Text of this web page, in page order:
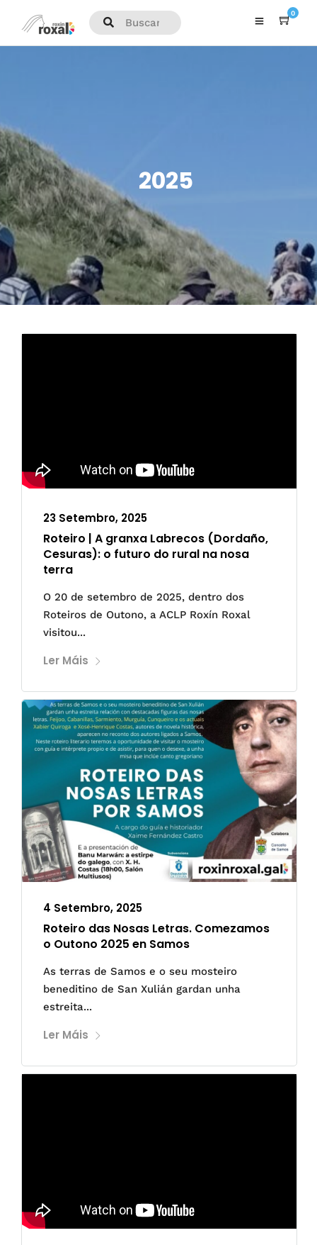
0
2025
23 Setembro, 2025
Roteiro | A granxa Labrecos (Dordaño,
Cesuras): o futuro do rural na nosa
terra
O 20 de setembro de 2025, dentro dos
Roteiros de Outono, a ACLP Roxín Roxal
visitou...
Ler Máis
4 Setembro, 2025
Roteiro das Nosas Letras. Comezamos
o Outono 2025 en Samos
As terras de Samos e o seu mosteiro
beneditino de San Xulián gardan unha
estreita...
Ler Máis